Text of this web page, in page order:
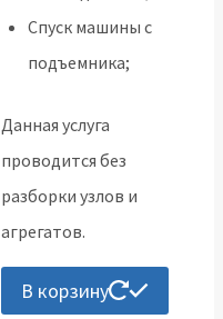
Спуск машины с
подъемника;
Данная услуга
проводится без
разборки узлов и
агрегатов.
В корзину